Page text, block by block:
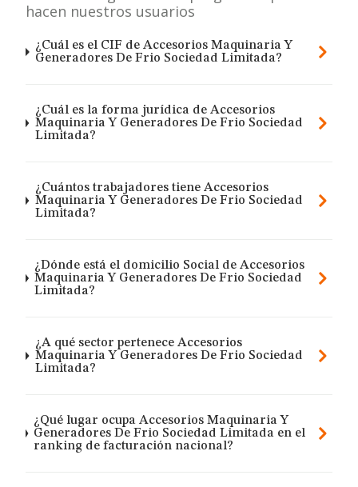
hacen nuestros usuarios
¿Cuál es el CIF de Accesorios Maquinaria Y
Generadores De Frio Sociedad Limitada?
¿Cuál es la forma jurídica de Accesorios
Maquinaria Y Generadores De Frio Sociedad
Limitada?
¿Cuántos trabajadores tiene Accesorios
Maquinaria Y Generadores De Frio Sociedad
Limitada?
¿Dónde está el domicilio Social de Accesorios
Maquinaria Y Generadores De Frio Sociedad
Limitada?
¿A qué sector pertenece Accesorios
Maquinaria Y Generadores De Frio Sociedad
Limitada?
¿Qué lugar ocupa Accesorios Maquinaria Y
Generadores De Frio Sociedad Limitada en el
ranking de facturación nacional?